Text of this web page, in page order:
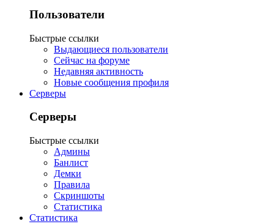
Пользователи
Быстрые ссылки
Выдающиеся пользователи
Сейчас на форуме
Недавняя активность
Новые сообщения профиля
Серверы
Серверы
Быстрые ссылки
Админы
Банлист
Демки
Правила
Скриншоты
Статистика
Статистика